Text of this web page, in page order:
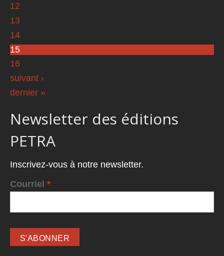
12
13
14
15
16
suivant ›
dernier »
Newsletter des éditions
PETRA
Inscrivez-vous à notre newsletter.
Courriel *